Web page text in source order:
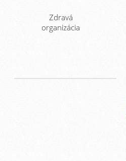
Zdravá
organizácia